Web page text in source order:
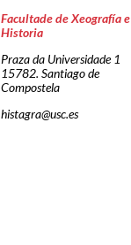
Facultade de Xeografía e
Historia
Praza da Universidade 1
15782. Santiago de
Compostela
histagra@usc.es